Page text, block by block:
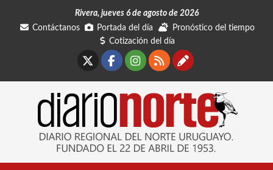
Rivera, jueves 6 de agosto de 2026
Contáctanos
Portada del día
Pronóstico del tiempo
Cotización del día
Facebook
Instagram
RSSContáctanos